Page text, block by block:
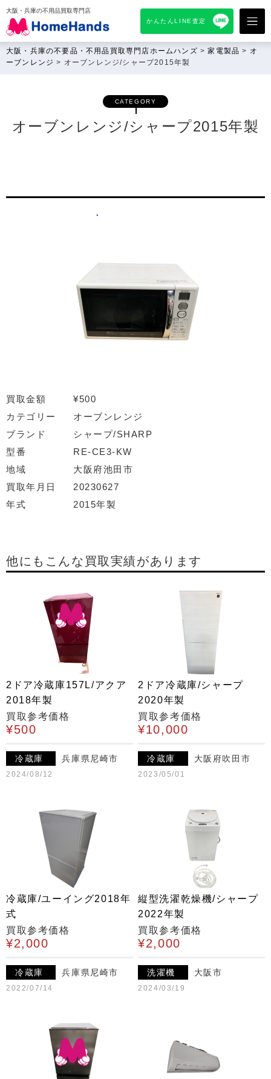
大阪・兵庫の不用品買取専門店
かんたんLINE査定
大阪・兵庫の不要品・不用品買取専門店ホームハンズ >家電製品 > オ
ーブンレンジ > オーブンレンジ/シャープ2015年製
CATEGORY
オーブンレンジ/シャープ2015年製
買取金額
¥500
カテゴリー
オーブンレンジ
ブランド
シャープ/SHARP
型番
RE-CE3-KW
地域
大阪府池田市
買取年月日
20230627
年式
2015年製
他にもこんな買取実績があります
2ドア冷蔵庫157L/アクア
2018年製
買取参考価格
¥500
冷蔵庫 兵庫県尼崎市
2024/08/12
2ドア冷蔵庫/シャープ
2020年製
買取参考価格
¥10,000
冷蔵庫 大阪府吹田市
2023/05/01
冷蔵庫/ユーイング2018年
式
買取参考価格
¥2,000
冷蔵庫 兵庫県尼崎市
2022/07/14
縦型洗濯乾燥機/シャープ
2022年製
買取参考価格
¥2,000
洗濯機 大阪市
2024/03/19